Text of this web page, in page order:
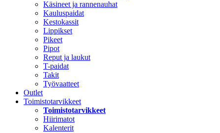
Käsineet ja rannenauhat
Kauluspaidat
Kestokassit
Lippikset
Pikeet
Pipot
Reput ja laukut
T-paidat
Takit
Työvaatteet
Outlet
Toimistotarvikkeet
Toimistotarvikkeet
Hiirimatot
Kalenterit